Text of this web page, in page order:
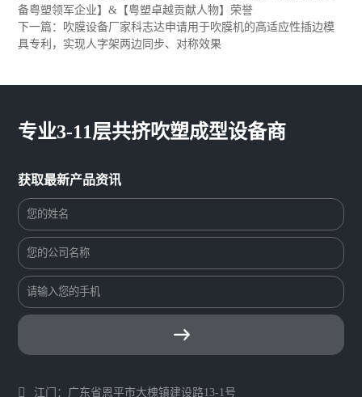
备粤塑领军企业】&【粤塑卓越贡献人物】荣誉
下一篇：吹膜设备厂家科志达申请用于吹膜机的高适应性插边模
具专利，实现人字架两边同步、对称效果
专业3-11层共挤吹塑成型设备商
获取最新产品资讯
江门：广东省恩平市大槐镇建设路13-1号